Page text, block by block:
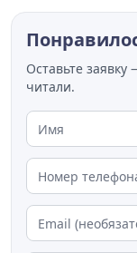
Оставьте
читали.